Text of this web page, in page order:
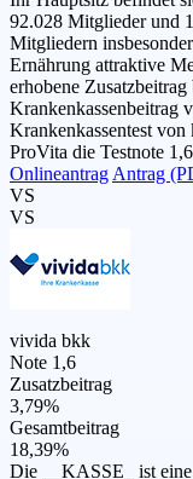
92.028 Mitglieder und
Mitgliedern
Ernährung attraktive
erhobene
Krankenkassenbeitrag
Krankenkassentest
ProVita die Testnote
Onlineantrag Antrag
VS
VS
vivida bkk
Note 1,6
Zusatzbeitrag
3,79%
Gesamtbeitrag
18,39%
Die __KASSE_ ist